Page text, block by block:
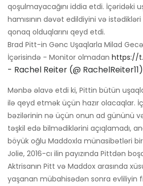
qoşulmayacağını iddia etdi. İçəridəki
hamısının dəvət edildiyini və
qonaq olduqlarını qeyd etdi.
Brad Pitt-in Gənc Uşaqlarla Milad
İçərisində - Monitor olmadan https://
- Rachel Reiter (@ RachelReiter11)
Mənbə əlavə etdi ki, Pittin bütün
ilə qeyd etmək üçün hazır olacaqlar.
bəzilərinin nə üçün onun ad gününü
təşkil edə bilmədiklərini açıqlamadı,
böyük oğlu Maddoxla münasibətləri
Jolie, 2016-cı ilin payızında Pittdən
Aktrisanın Pitt və Maddox arasında
yaşanan mübahisədən sonra evliliyin